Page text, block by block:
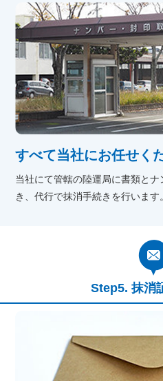
すべて当社にお任せく
当社にて管轄の陸運局に書類と
き、代行で抹消手続きを行います
抹消